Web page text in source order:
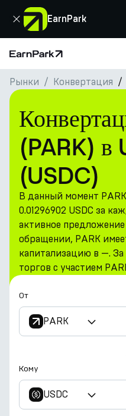
EarnPark
Закрыть
Главная страница
Продукты
Рынки
Калькуляторы
Токен PARK
Ресурсы
Компания
Рынки Конвертация
(PARK) в
(USDC)
В данный момент
0.01296902 USDC за
активное
обращении, PARK
капитализацию в —. За
торгов с участием
От
PARK
Кому
USDC